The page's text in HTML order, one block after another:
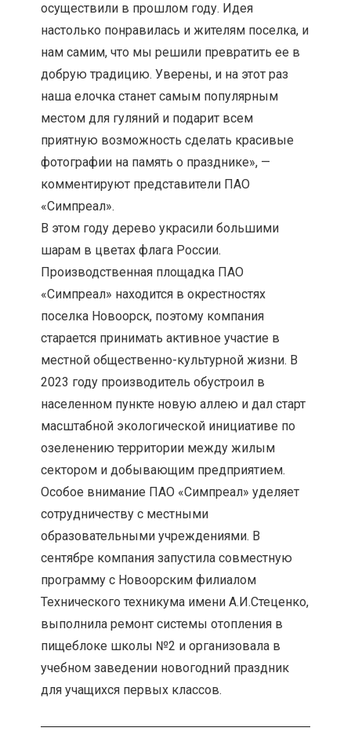
осуществили в прошлом году. Идея
настолько понравилась и жителям поселка, и
нам самим, что мы решили превратить ее в
добрую традицию. Уверены, и на этот раз
наша елочка станет самым популярным
местом для гуляний и подарит всем
приятную возможность сделать красивые
фотографии на память о празднике», —
комментируют представители ПАО
«Симпреал».
В этом году дерево украсили большими
шарам в цветах флага России.
Производственная площадка ПАО
«Симпреал» находится в окрестностях
поселка Новоорск, поэтому компания
старается принимать активное участие в
местной общественно-культурной жизни. В
2023 году производитель обустроил в
населенном пункте новую аллею и дал старт
масштабной экологической инициативе по
озеленению территории между жилым
сектором и добывающим предприятием.
Особое внимание ПАО «Симпреал» уделяет
сотрудничеству с местными
образовательными учреждениями. В
сентябре компания запустила совместную
программу с Новоорским филиалом
Технического техникума имени А.И.Стеценко,
выполнила ремонт системы отопления в
пищеблоке школы №2 и организовала в
учебном заведении новогодний праздник
для учащихся первых классов.